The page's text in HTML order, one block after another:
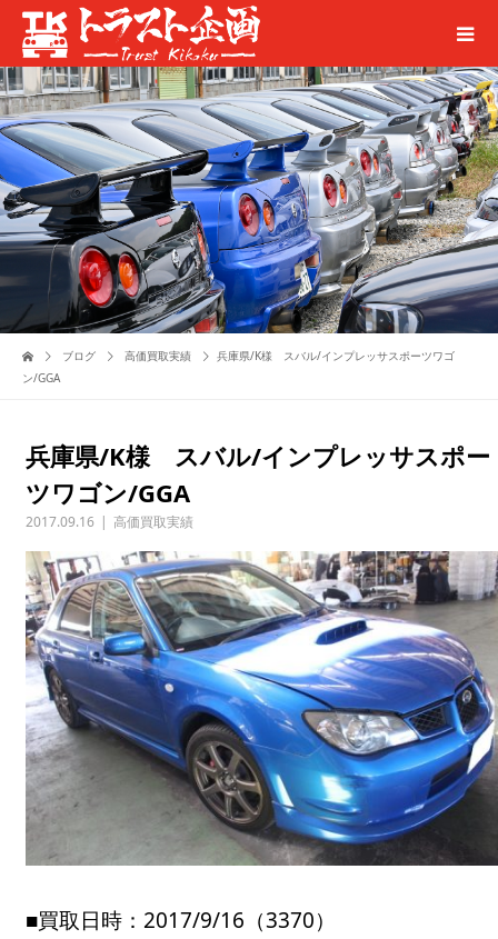
ブログ 高価買取実績
兵庫県/K様 スバル/インプレッサスポーツワゴ
ン/GGA
兵庫県/K様 スバル/インプレッサスポー
ツワゴン/GGA
2017.09.16 高価買取実績
■買取日時：2017/9/16（3370）